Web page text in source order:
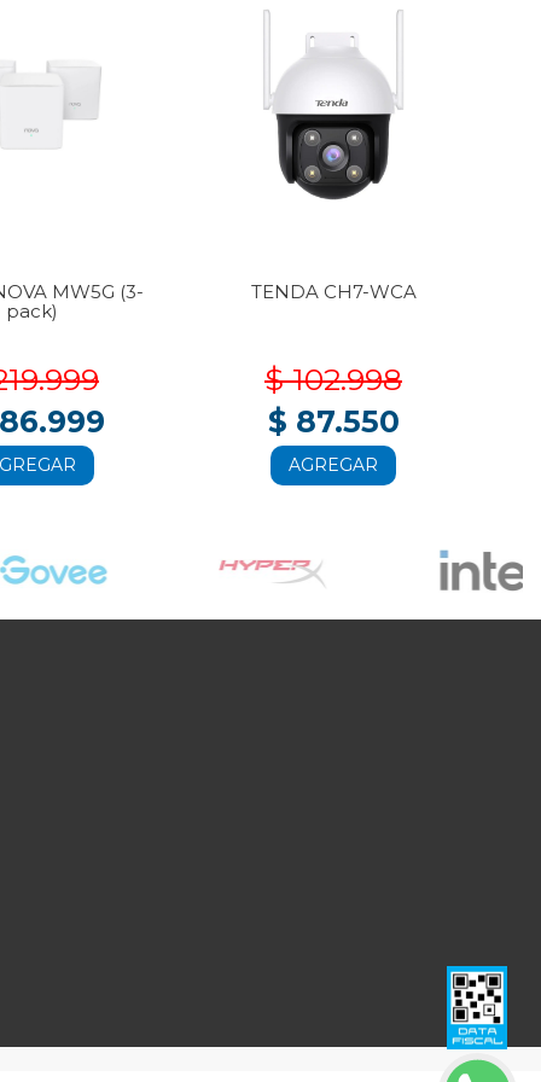
MW5G (3-
pack)
TENDA CH7-WCA
$ 102.998
$ 87.550
AGREGAR